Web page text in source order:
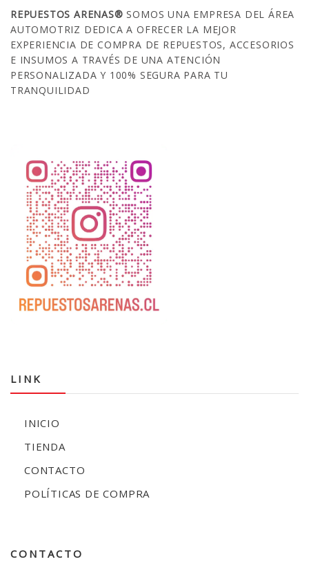
REPUESTOS ARENAS®SOMOS UNA EMPRESA DEL ÁREA
AUTOMOTRIZ DEDICA A OFRECER LA MEJOR
EXPERIENCIA DE COMPRA DE REPUESTOS, ACCESORIOS
E INSUMOS A TRAVÉS DE UNA ATENCIÓN
PERSONALIZADA Y 100% SEGURA PARA TU
TRANQUILIDAD
LINK
INICIO
TIENDA
CONTACTO
POLÍTICAS DE COMPRA
CONTACTO